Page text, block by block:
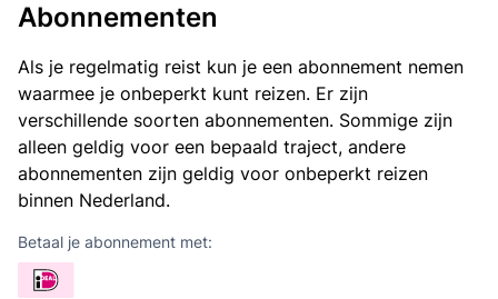
Abonnementen
Als je regelmatig reist kun je een abonnement nemen
waarmee je onbeperkt kunt reizen. Er zijn
verschillende soorten abonnementen. Sommige zijn
alleen geldig voor een bepaald traject, andere
abonnementen zijn geldig voor onbeperkt reizen
binnen Nederland.
Betaal je abonnement met: